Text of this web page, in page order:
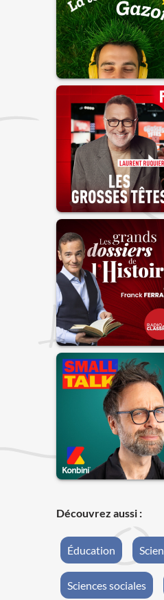
Découvrez aussi :
Éducation
Sciences sociales